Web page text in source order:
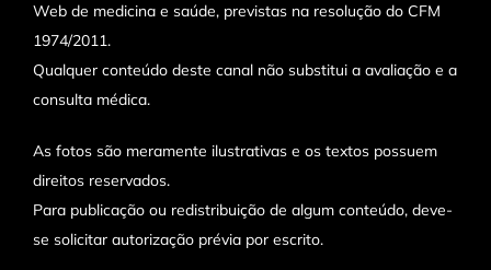
Web de medicina e saúde, previstas na resolução do CFM
1974/2011.
Qualquer conteúdo deste canal não substitui a avaliação e a
consulta médica.
As fotos são meramente ilustrativas e os textos possuem
direitos reservados.
Para publicação ou redistribuição de algum conteúdo, deve-
se solicitar autorização prévia por escrito.